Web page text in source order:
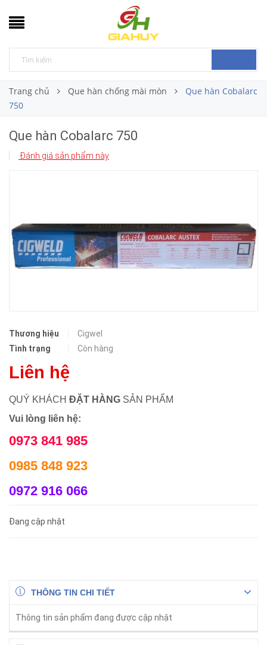
Trang chủ Que hàn chống mài mòn
Que hàn Cobalarc
750
Que hàn Cobalarc 750
Đánh giá sản phẩm này
Thương hiệu
Cigwel
Tình trạng
Còn hàng
Liên hệ
QUÝ KHÁCH ĐẶT HÀNG SẢN PHẨM
Vui lòng liên hệ:
0973 841 985
0985 848 923
0972 916 066
Đang cập nhật
THÔNG TIN CHI TIẾT
Thông tin sản phẩm đang được cập nhật